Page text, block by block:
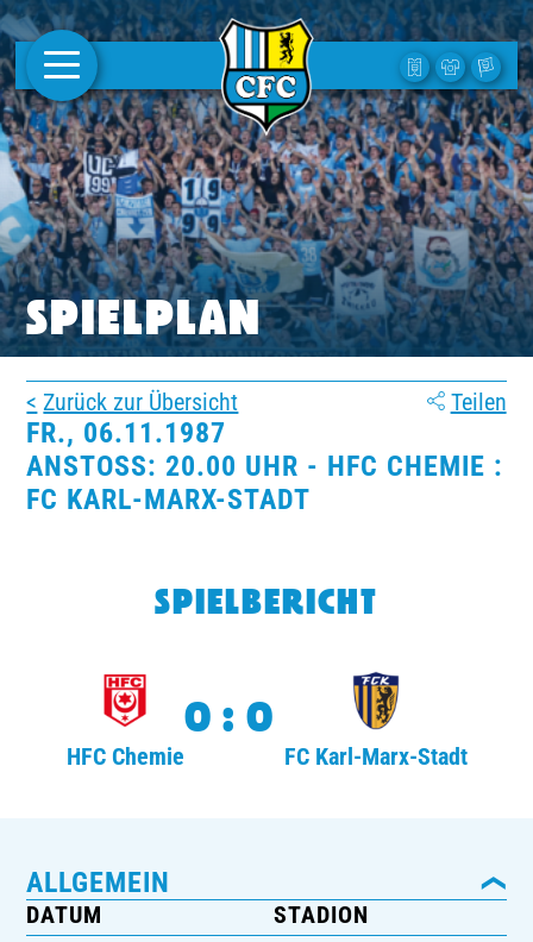
AKTUELLES
1. MANNSCHAFT
FRAUEN
CAMPUS
CLUB
CLUBMITGLIEDSCHAFT
BUSINESS
SÜDKURVE
SPIELPLAN
Zurück zur Übersicht Teilen
FR., 06.11.1987
ANSTOSS: 20.00 UHR - HFC CHEMIE : F
C KARL-MARX-STADT
SPIELBERICHT
HFC Chemie
0:0
FC Karl-Marx-Stadt
ALLGEMEIN
DATUM STADION